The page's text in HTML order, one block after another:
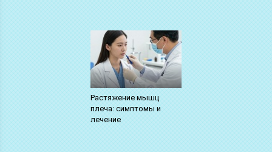
Растяжение мышц
плеча: симптомы и
лечение